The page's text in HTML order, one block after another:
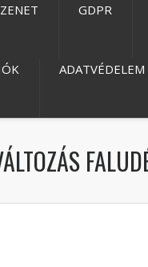
GDPR
ADATVÉDELEM